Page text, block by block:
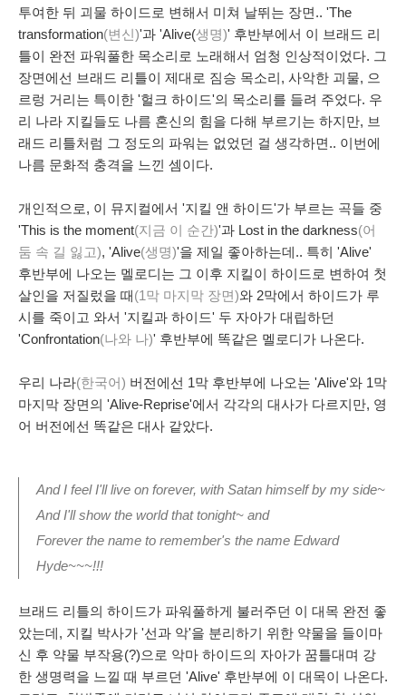
투여한 뒤 괴물 하이드로 변해서 미쳐 날뛰는 장면.. 'The
transformation(변신)'과 'Alive(생명)' 후반부에서 이 브래드 리
틀이 완전 파워풀한 목소리로 노래해서 엄청 인상적이었다. 그
장면에선 브래드 리틀이 제대로 짐승 목소리, 사악한 괴물, 으
르렁 거리는 특이한 '헐크 하이드'의 목소리를 들려 주었다. 우
리 나라 지킬들도 나름 혼신의 힘을 다해 부르기는 하지만, 브
래드 리틀처럼 그 정도의 파워는 없었던 걸 생각하면.. 이번에
나름 문화적 충격을 느낀 셈이다.
개인적으로, 이 뮤지컬에서 '지킬 앤 하이드'가 부르는 곡들 중
'This is the moment(지금 이 순간)'과 Lost in the darkness(어
둠 속 길 잃고), 'Alive(생명)'을 제일 좋아하는데.. 특히 'Alive'
후반부에 나오는 멜로디는 그 이후 지킬이 하이드로 변하여 첫
살인을 저질렀을 때 (1막 마지막 장면)와 2막에서 하이드가 루
시를 죽이고 와서 '지킬과 하이드' 두 자아가 대립하던
'Confrontation(나와 나)' 후반부에 똑같은 멜로디가 나온다.
우리 나라(한국어) 버전에선 1막 후반부에 나오는 'Alive'와 1막
마지막 장면의 'Alive-Reprise'에서 각각의 대사가 다르지만, 영
어 버전에선 똑같은 대사 같았다.
And I feel I'll live on forever, with Satan himself by my side~
And I'll show the world that tonight~ and
Forever the name to remember's the name Edward
Hyde~~~!!!
브래드 리틀의 하이드가 파워풀하게 불러주던 이 대목 완전 좋
았는데, 지킬 박사가 '선과 악'을 분리하기 위한 약물을 들이마
신 후 약물 부작용(?)으로 악마 하이드의 자아가 꿈틀대며 강
한 생명력을 느낄 때 부르던 'Alive' 후반부에 이 대목이 나온다.